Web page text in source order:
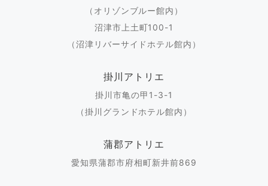
（オリゾンブルー館内）
沼津市上土町100-1
（沼津リバーサイドホテル館内）
掛川アトリエ
掛川市亀の甲1-3-1
（掛川グランドホテル館内）
蒲郡アトリエ
愛知県蒲郡市府相町新井前869